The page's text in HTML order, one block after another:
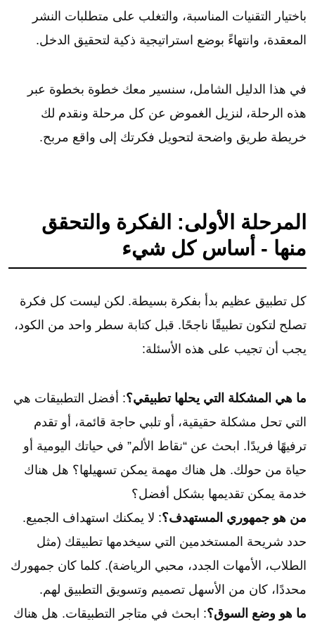
باختيار التقنيات المناسبة، والتغلب على متطلبات النشر
المعقدة، وانتهاءً بوضع استراتيجية ذكية لتحقيق الدخل.
في هذا الدليل الشامل، سنسير معك خطوة بخطوة عبر
هذه الرحلة، لنزيل الغموض عن كل مرحلة ونقدم لك
خريطة طريق واضحة لتحويل فكرتك إلى واقع مربح.
المرحلة الأولى: الفكرة والتحقق
منها - أساس كل شيء
كل تطبيق عظيم بدأ بفكرة بسيطة. لكن ليست كل فكرة
تصلح لتكون تطبيقًا ناجحًا. قبل كتابة سطر واحد من الكود،
يجب أن تجيب على هذه الأسئلة:
ما هي المشكلة التي يحلها تطبيقي؟: أفضل التطبيقات هي
التي تحل مشكلة حقيقية، أو تلبي حاجة قائمة، أو تقدم
ترفيهًا فريدًا. ابحث عن “نقاط الألم” في حياتك اليومية أو
حياة من حولك. هل هناك مهمة يمكن تسهيلها؟ هل هناك
خدمة يمكن تقديمها بشكل أفضل؟
من هو جمهوري المستهدف؟: لا يمكنك استهداف الجميع.
حدد شريحة المستخدمين التي سيخدمها تطبيقك (مثل
الطلاب، الأمهات الجدد، محبي الرياضة). كلما كان جمهورك
محددًا، كان من الأسهل تصميم وتسويق التطبيق لهم.
ما هو وضع السوق؟: ابحث في متاجر التطبيقات. هل هناك